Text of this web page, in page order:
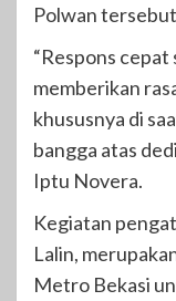
Polwan
“Respons
memberikan
khususnya di
bangga atas
Iptu Novera.
Kegiatan
Lalin,
Metro Bekasi